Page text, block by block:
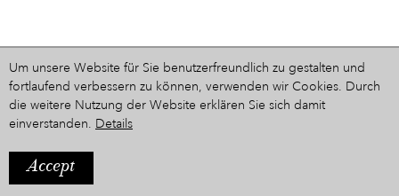
Ein Projekt aus dem Hause
Um unsere Website für Sie benutzerfreundlich zu gestalten und
fortlaufend verbessern zu können, verwenden wir Cookies. Durch
die weitere Nutzung der Website erklären Sie sich damit
einverstanden. Details
Accept